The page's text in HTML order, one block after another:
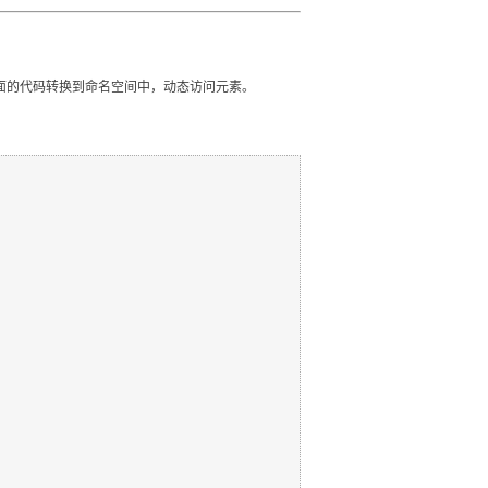
代码转换到命名空间中，动态访问元素。